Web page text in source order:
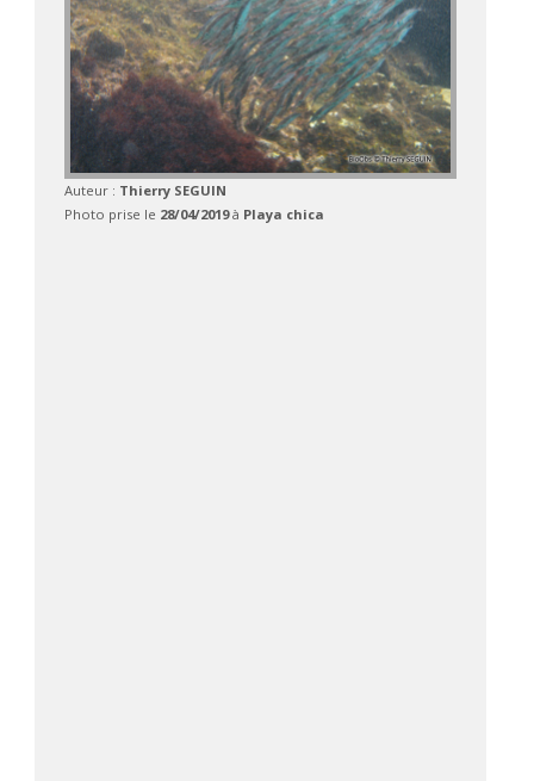
Auteur : Thierry SEGUIN
Photo prise le 28/04/2019à Playa chica